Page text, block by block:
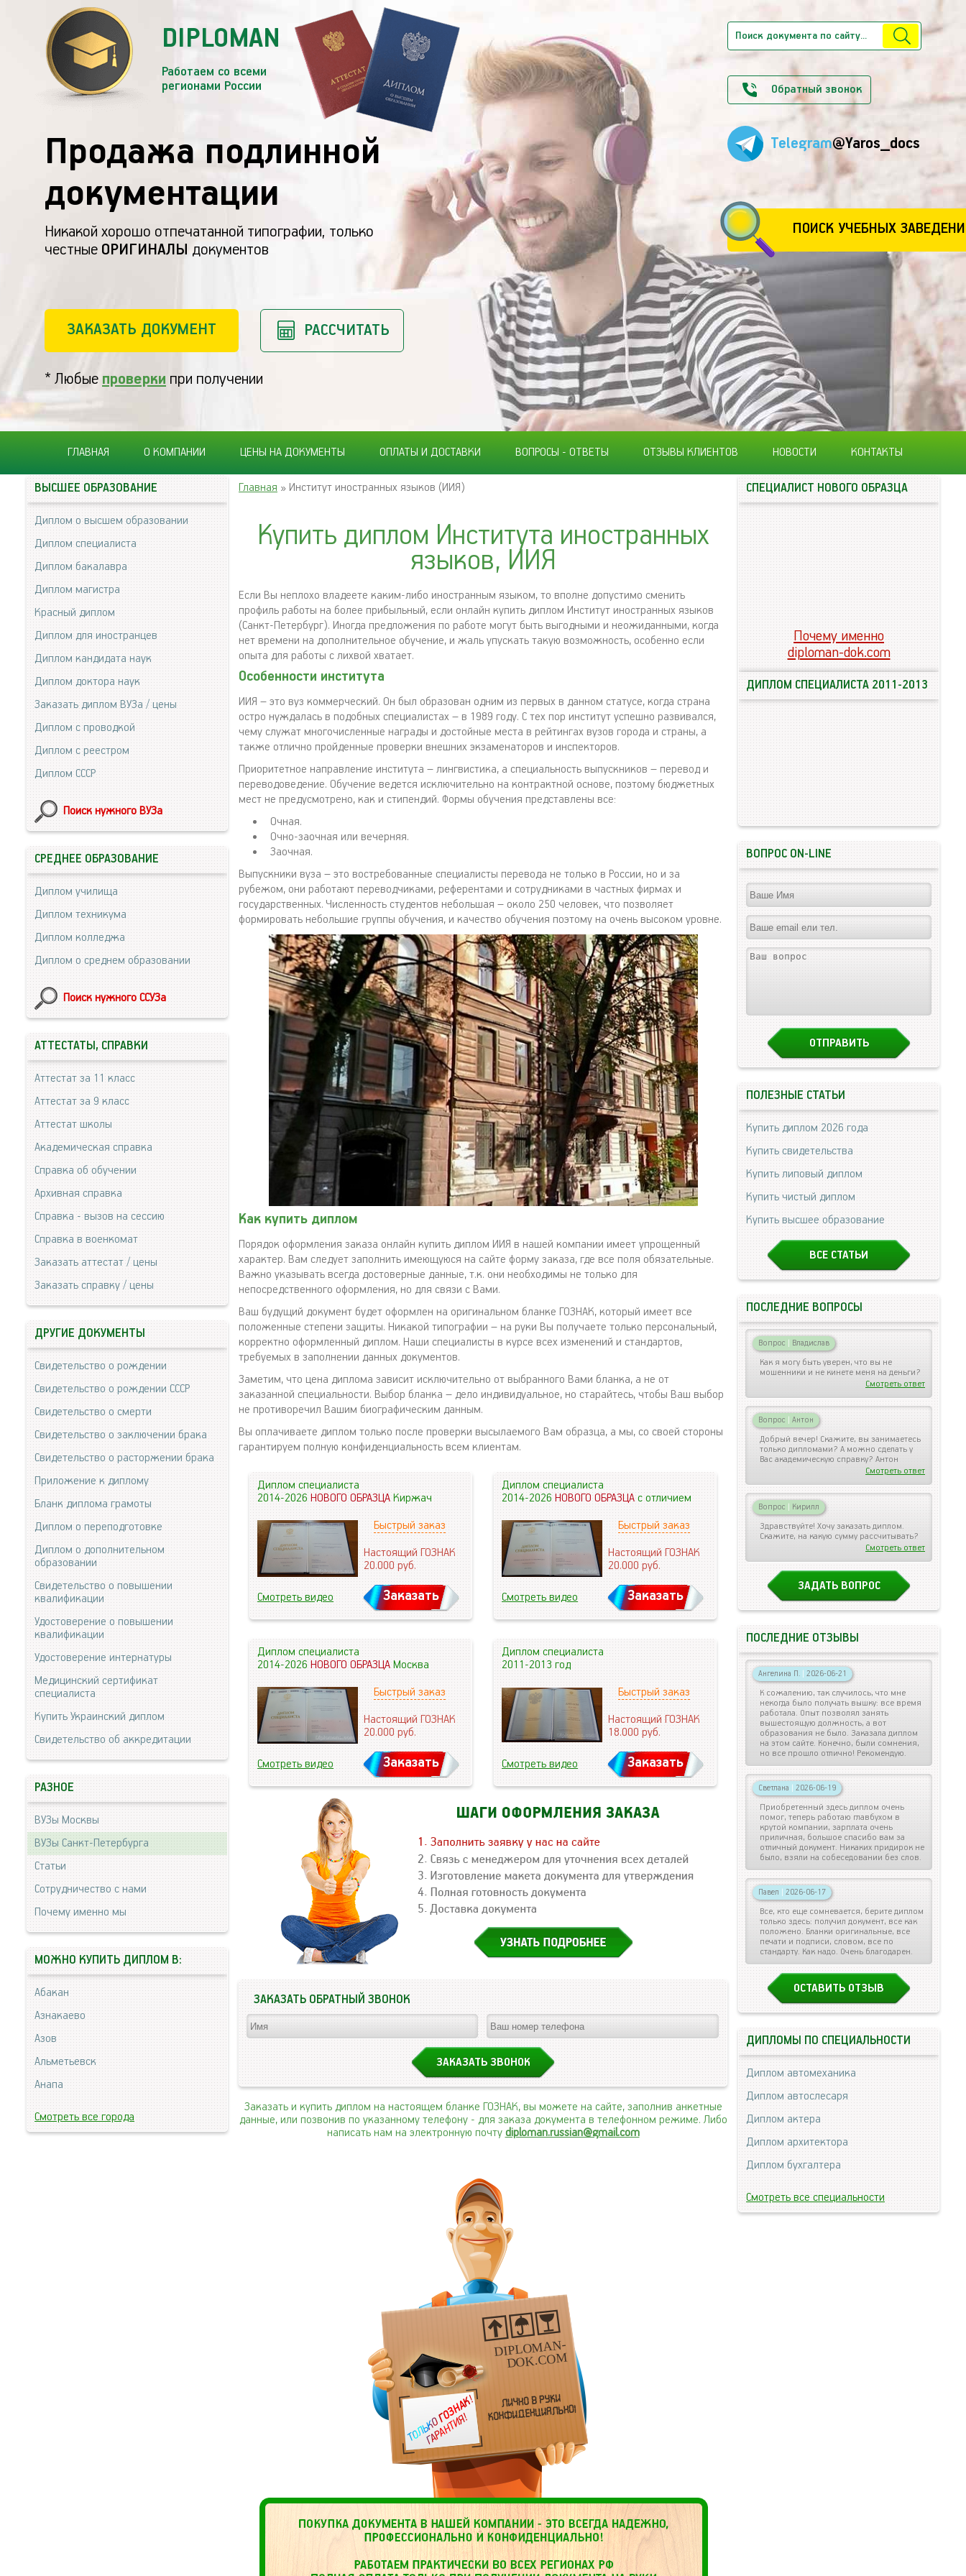
DIPLOMAN
Работаем со всеми
регионами России
Продажа подлинной
документации
Никакой хорошо отпечатанной типографии, только
честные ОРИГИНАЛЫ документов
ЗАКАЗАТЬ ДОКУМЕНТ РАССЧИТАТЬ
* Любые проверки при получении
Обратный звонок
Telegram@Yaros_docs
ПОИСК УЧЕБНЫХ
ГЛАВНАЯ О КОМПАНИИ ЦЕНЫ НА ДОКУМЕНТЫ ОПЛАТЫ И ДОСТАВКИ ВОПРОСЫ - ОТВЕТЫ ОТЗЫВЫ КЛИЕНТОВ НОВОСТИ КОНТАКТЫ
Главная » Институт иностранных языков (ИИЯ)
Купить диплом Института иностранных
языков, ИИЯ
Если Вы неплохо владеете каким-либо иностранным языком, то вполне допустимо сменить
профиль работы на более прибыльный, если онлайн купить диплом Институт иностранных языков
(Санкт-Петербург). Иногда предложения по работе могут быть выгодными и неожиданными, когда
нет времени на дополнительное обучение, и жаль упускать такую возможность, особенно если
опыта для работы с лихвой хватает.
Особенности института
ИИЯ – это вуз коммерческий. Он был образован одним из первых в данном статусе, когда страна
остро нуждалась в подобных специалистах – в 1989 году. С тех пор институт успешно развивался,
чему служат многочисленные награды и достойные места в рейтингах вузов города и страны, а
также отлично пройденные проверки внешних экзаменаторов и инспекторов.
Приоритетное направление института – лингвистика, а специальность выпускников – перевод и
переводоведение. Обучение ведется исключительно на контрактной основе, поэтому бюджетных
мест не предусмотрено, как и стипендий. Формы обучения представлены все:
Очная.
Очно-заочная или вечерняя.
Заочная.
Выпускники вуза – это востребованные специалисты перевода не только в России, но и за
рубежом, они работают переводчиками, референтами и сотрудниками в частных фирмах и
государственных. Численность студентов небольшая – около 250 человек, что позволяет
формировать небольшие группы обучения, и качество обучения поэтому на очень высоком уровне.
Как купить диплом
Порядок оформления заказа онлайн купить диплом ИИЯ в нашей компании имеет упрощенный
характер. Вам следует заполнить имеющуюся на сайте форму заказа, где все поля обязательные.
Важно указывать всегда достоверные данные, т.к. они необходимы не только для
непосредственного оформления, но для связи с Вами.
Ваш будущий документ будет оформлен на оригинальном бланке ГОЗНАК, который имеет все
положенные степени защиты. Никакой типографии – на руки Вы получаете только персональный,
корректно оформленный диплом. Наши специалисты в курсе всех изменений и стандартов,
требуемых в заполнении данных документов.
Заметим, что цена диплома зависит исключительно от выбранного Вами бланка, а не от
заказанной специальности. Выбор бланка – дело индивидуальное, но старайтесь, чтобы Ваш выбор
не противоречил Вашим биографическим данным.
Вы оплачиваете диплом только после проверки высылаемого Вам образца, а мы, со своей стороны
гарантируем полную конфиденциальность всем клиентам.
Диплом специалиста
2014-2026НОВОГО ОБРАЗЦАКиржач
Быстрый заказ
Настоящий ГОЗНАК
20.000руб.
Смотреть видео Заказать
Диплом специалиста
2014-2026НОВОГО ОБРАЗЦАс отличием
Быстрый заказ
Настоящий ГОЗНАК
20.000руб.
Смотреть видео Заказать
Диплом специалиста
2014-2026НОВОГО ОБРАЗЦАМосква
Быстрый заказ
Настоящий ГОЗНАК
20.000руб.
Смотреть видео Заказать
Диплом специалиста
2011-2013 год
Быстрый заказ
Настоящий ГОЗНАК
18.000руб.
Смотреть видео Заказать
ЗАКАЗАТЬ ОБРАТНЫЙ ЗВОНОК
Заказать и купить диплом на настоящем бланке ГОЗНАК, вы можете на сайте, заполнив анкетные
данные, или позвонив по указанному телефону - для заказа документа в телефонном режиме. Либо
написать нам на электронную почту diploman.russian@gmail.com
DIPLOMAN-
DOK.COM
ВЫСШЕЕ ОБРАЗОВАНИЕ
Диплом о высшем образовании
Диплом специалиста
Диплом бакалавра
Диплом магистра
Красный диплом
Диплом для иностранцев
Диплом кандидата наук
Диплом доктора наук
Заказать диплом ВУЗа / цены
Диплом с проводкой
Диплом с реестром
Диплом СССР
Поиск нужного ВУЗа
СРЕДНЕЕ ОБРАЗОВАНИЕ
Диплом училища
Диплом техникума
Диплом колледжа
Диплом о среднем образовании
Поиск нужного ССУЗа
АТТЕСТАТЫ, СПРАВКИ
Аттестат за 11 класс
Аттестат за 9 класс
Аттестат школы
Академическая справка
Справка об обучении
Архивная справка
Справка - вызов на сессию
Справка в военкомат
Заказать аттестат / цены
Заказать справку / цены
ДРУГИЕ ДОКУМЕНТЫ
Свидетельство о рождении
Свидетельство о рождении СССР
Свидетельство о смерти
Свидетельство о заключении брака
Свидетельство о расторжении брака
Приложение к диплому
Бланк диплома грамоты
Диплом о переподготовке
Диплом о дополнительном
образовании
Свидетельство о повышении
квалификации
Удостоверение о повышении
квалификации
Удостоверение интернатуры
Медицинский сертификат
специалиста
Купить Украинский диплом
Свидетельство об аккредитации
РАЗНОЕ
ВУЗы Москвы
ВУЗы Санкт-Петербурга
Статьи
Сотрудничество с нами
Почему именно мы
МОЖНО КУПИТЬ ДИПЛОМ В:
Абакан
Азнакаево
Азов
Альметьевск
Анапа
Смотреть все города
СПЕЦИАЛИСТ НОВОГО ОБРАЗЦА
Почему именно
diploman-dok.com
ДИПЛОМ СПЕЦИАЛИСТА 2011-2013
ВОПРОС ON-LINE
ПОЛЕЗНЫЕ СТАТЬИ
Купить диплом 2026 года
Купить свидетельства
Купить липовый диплом
Купить чистый диплом
Купить высшее образование
ВСЕ СТАТЬИ
ПОСЛЕДНИЕ ВОПРОСЫ
Вопрос | Владислав
Как я могу быть уверен, что вы не
мошенники и не кинете меня на деньги?
Смотреть ответ
Вопрос | Антон
Добрый вечер! Скажите, вы занимаетесь
только дипломами? А можно сделать у
Вас академическую справку? Антон
Смотреть ответ
Вопрос | Кирилл
Здравствуйте! Хочу заказать диплом.
Скажите, на какую сумму рассчитывать?
Смотреть ответ
ЗАДАТЬ ВОПРОС
ПОСЛЕДНИЕ ОТЗЫВЫ
Ангелина П. | 2026-06-21
К сожалению, так случилось, что мне
некогда было получать вышку: все время
работала. Опыт позволял занять
вышестоящую должность, а вот
образования не было. Заказала диплом
на этом сайте. Конечно, были сомнения,
но все прошло отлично! Рекомендую.
Светлана | 2026-06-19
Приобретенный здесь диплом очень
помог, теперь работаю главбухом в
крутой компании, зарплата очень
приличная, большое спасибо вам за
отличный документ. Никаких придирок не
было, взяли на собеседовании без слов.
Павел | 2026-06-17
Все, кто еще сомневается, берите диплом
только здесь: получил документ, все как
положено. Бланки оригинальные, все
печати и подписи, словом, все по
стандарту. Как надо. Очень благодарен.
ОСТАВИТЬ ОТЗЫВ
ДИПЛОМЫ ПО СПЕЦИАЛЬНОСТИ
Диплом автомеханика
Диплом автослесаря
Диплом актера
Диплом архитектора
Диплом бухгалтера
Смотреть все специальности